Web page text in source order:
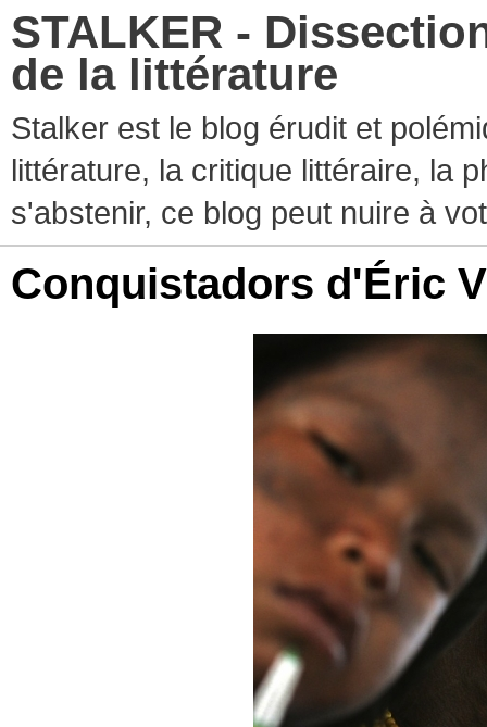
STALKER -
de la littérature
Stalker est le blog érudit et
littérature, la critique littéraire, la
s'abstenir, ce blog peut nuire à
Conquistadors d'Éric